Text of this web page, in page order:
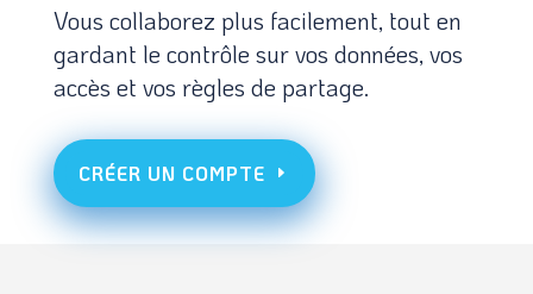
Vous collaborez plus facilement, tout en
gardant le contrôle sur vos données, vos
accès et vos règles de partage.
CRÉER UN COMPTE